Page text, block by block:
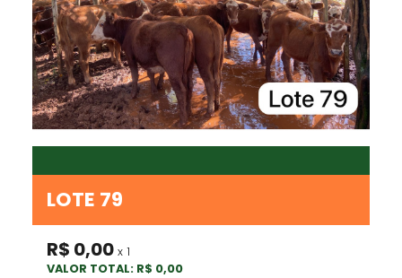
LOTE 79
R$ 0,00 x 1
VALOR TOTAL: R$ 0,00